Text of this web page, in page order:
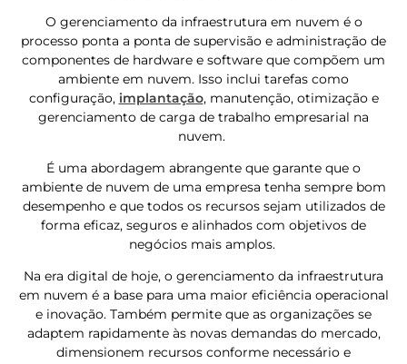
O gerenciamento da infraestrutura em nuvem é o
processo ponta a ponta de supervisão e administração de
componentes de hardware e software que compõem um
ambiente em nuvem. Isso inclui tarefas como
configuração, implantação, manutenção, otimização e
gerenciamento de carga de trabalho empresarial na
nuvem.
É uma abordagem abrangente que garante que o
ambiente de nuvem de uma empresa tenha sempre bom
desempenho e que todos os recursos sejam utilizados de
forma eficaz, seguros e alinhados com objetivos de
negócios mais amplos.
Na era digital de hoje, o gerenciamento da infraestrutura
em nuvem é a base para uma maior eficiência operacional
e inovação. Também permite que as organizações se
adaptem rapidamente às novas demandas do mercado,
dimensionem recursos conforme necessário e